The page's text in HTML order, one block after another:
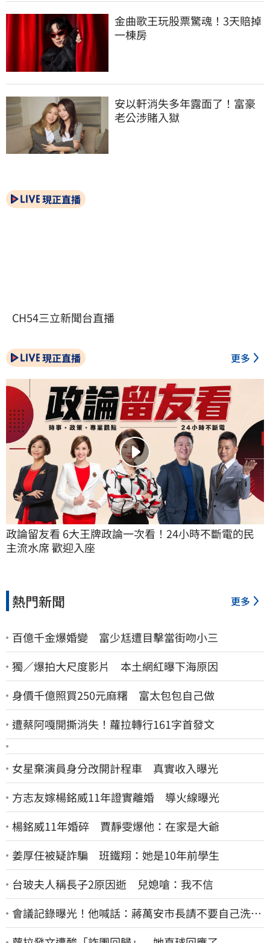
金曲歌王玩股票驚魂！3天賠掉
一棟房
安以軒消失多年露面了！富豪
老公涉賭入獄
現正直播
CH54三立新聞台直播
現正直播 更多
政論留友看 6大王牌政論一次看！24小時不斷電的民
主流水席 歡迎入座
熱門新聞 更多
百億千金爆婚變 富少尪遭目擊當街吻小三
獨／爆拍大尺度影片 本土網紅曝下海原因
身價千億照買250元麻糬 富太包包自己做
遭蔡阿嘎開撕消失！蘿拉轉行161字首發文
女星棄演員身分改開計程車 真實收入曝光
方志友嫁楊銘威11年證實離婚 導火線曝光
楊銘威11年婚碎 賈靜雯爆他：在家是大爺
姜厚任被疑詐騙 班鐵翔：她是10年前學生
台玻夫人稱長子2原因逝 兒媳嗆：我不信
會議記錄曝光！他喊話：蔣萬安市長請不要自己洗自
己的記憶好嗎？